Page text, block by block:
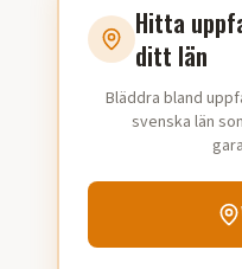
Hitta
ditt län
Bläddra bland
svenska län